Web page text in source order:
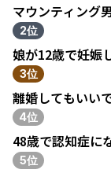
マウンティング
2位
娘が12歳で妊娠
3位
離婚してもいい
4位
48歳で認知症に
5位